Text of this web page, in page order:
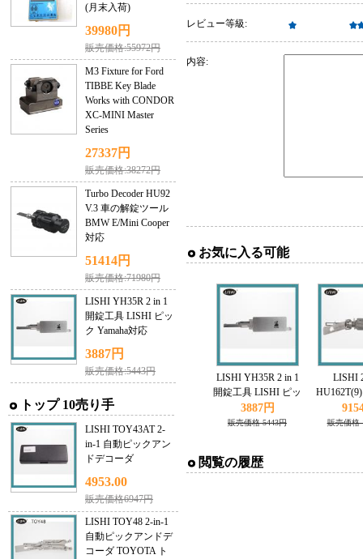
(月末入荷)
39980円
販売価格:55972円
M3 Fixture for Ford
TIBBE Key Blade
Works with CONDOR
XC-MINI Master
Series
27337円
販売価格:38272円
Turbo Decoder HU92
V.3 車の解錠ツール
BMW E/Mini Cooper
対応
51414円
販売価格:71980円
LISHI YH35R 2 in 1
開錠工具 LISHI ピッ
ク Yamaha対応
3887円
販売価格:5443円
トップ 10売り手
LISHI TOY43AT 2-
in-1 自動ピックアン
ドデコーダ
4953.00
販売価格6947円
LISHI TOY48 2-in-1
自動ピックアンドデ
コーダ TOYOTA ト
レビュー等級:
内容:
お気に入る可能
LISHI YH35R 2 in 1
開錠工具 LISHI ピッ
ク Yamaha対応
3887円
販売価格 5443円
LISHI
クとデコ
応
販売価格
閲覧の履歴